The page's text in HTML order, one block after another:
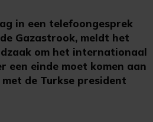
in een telefoongesprek
Gazastrook, meldt het
om het internationaal
einde moet komen aan
de Turkse president